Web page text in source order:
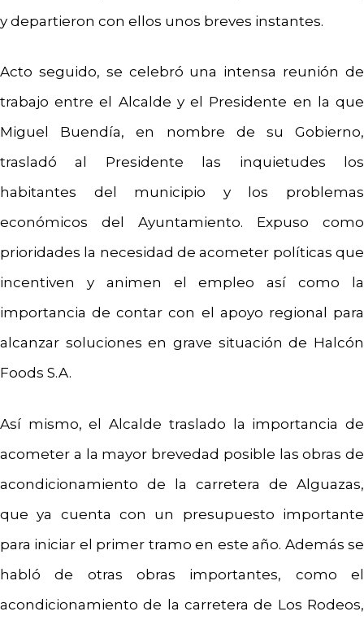
y departieron con ellos unos breves instantes.
Acto seguido, se celebró una intensa reunión de
trabajo entre el Alcalde y el Presidente en la que
Miguel Buendía, en nombre de su Gobierno,
trasladó al Presidente las inquietudes los
habitantes del municipio y los problemas
económicos del Ayuntamiento. Expuso como
prioridades la necesidad de acometer políticas que
incentiven y animen el empleo así como la
importancia de contar con el apoyo regional para
alcanzar soluciones en grave situación de Halcón
Foods S.A.
Así mismo, el Alcalde traslado la importancia de
acometer a la mayor brevedad posible las obras de
acondicionamiento de la carretera de Alguazas,
que ya cuenta con un presupuesto importante
para iniciar el primer tramo en este año. Además se
habló de otras obras importantes, como el
acondicionamiento de la carretera de Los Rodeos,